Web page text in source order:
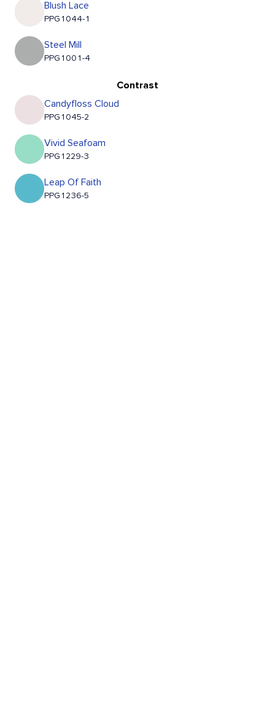
Blush Lace
PPG1044-1
Steel Mill
PPG1001-4
Contrast
Candyfloss Cloud
PPG1045-2
Vivid Seafoam
PPG1229-3
Leap Of Faith
PPG1236-5